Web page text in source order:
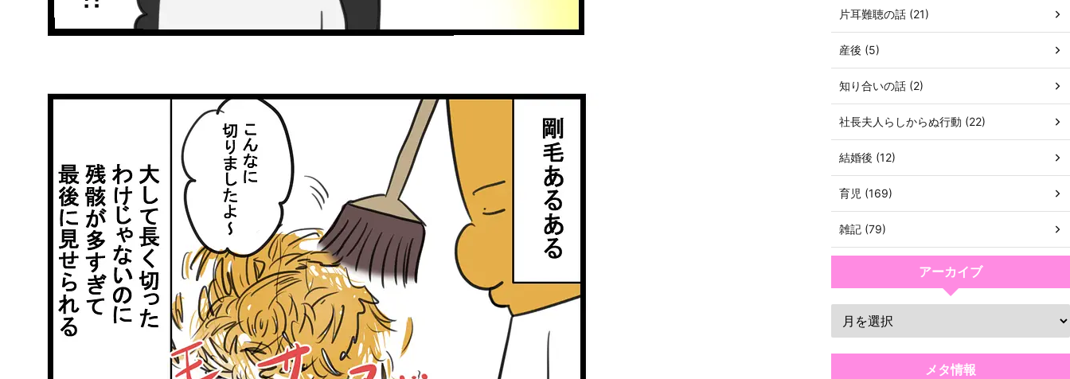
片耳難聴の話 (21)
産後 (5)
知り合いの話 (2)
社長夫人らしからぬ行動 (22)
結婚後 (12)
育児 (169)
雑記 (79)
アーカイブ
メタ情報